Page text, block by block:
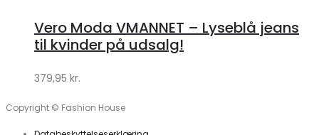
Klædeskabet.dk
Vero Moda VMANNET – Lyseblå jeans
til kvinder på udsalg!
379,95 kr.
Copyright © Fashion House